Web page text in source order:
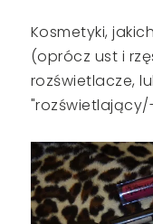
Kosmetyki,
(oprócz ust i
rozświetlacze,